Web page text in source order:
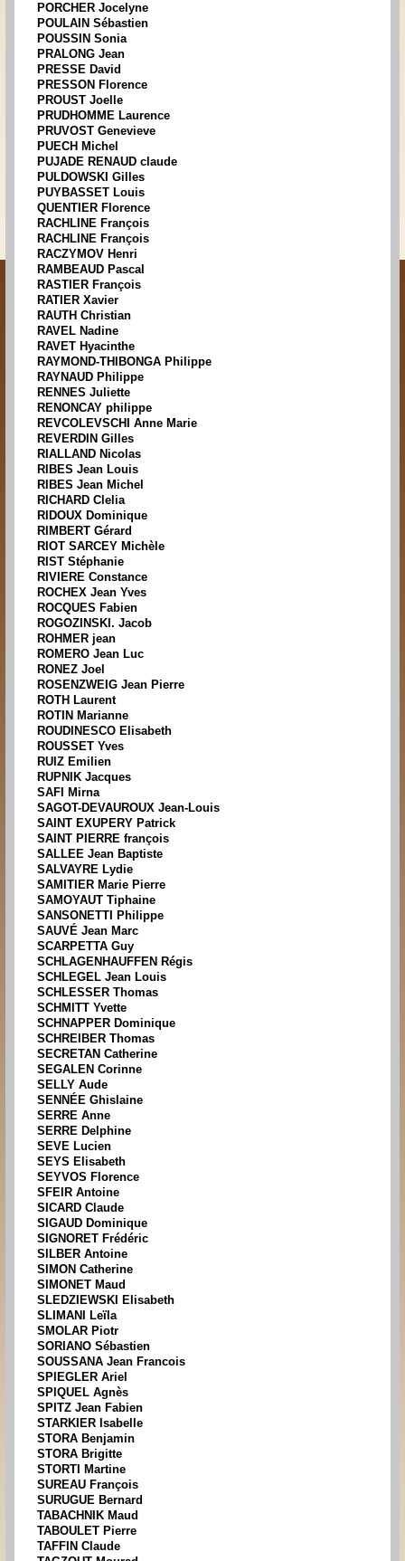
PORCHER Jocelyne
POULAIN Sébastien
POUSSIN Sonia
PRALONG Jean
PRESSE David
PRESSON Florence
PROUST Joelle
PRUDHOMME Laurence
PRUVOST Genevieve
PUECH Michel
PUJADE RENAUD claude
PULDOWSKI Gilles
PUYBASSET Louis
QUENTIER Florence
RACHLINE François
RACHLINE François
RACZYMOV Henri
RAMBEAUD Pascal
RASTIER François
RATIER Xavier
RAUTH Christian
RAVEL Nadine
RAVET Hyacinthe
RAYMOND-THIBONGA Philippe
RAYNAUD Philippe
RENNES Juliette
RENONCAY philippe
REVCOLEVSCHI Anne Marie
REVERDIN Gilles
RIALLAND Nicolas
RIBES Jean Louis
RIBES Jean Michel
RICHARD Clelia
RIDOUX Dominique
RIMBERT Gérard
RIOT SARCEY Michèle
RIST Stéphanie
RIVIERE Constance
ROCHEX Jean Yves
ROCQUES Fabien
ROGOZINSKI. Jacob
ROHMER jean
ROMERO Jean Luc
RONEZ Joel
ROSENZWEIG Jean Pierre
ROTH Laurent
ROTIN Marianne
ROUDINESCO Elisabeth
ROUSSET Yves
RUIZ Emilien
RUPNIK Jacques
SAFI Mirna
SAGOT-DEVAUROUX Jean-Louis
SAINT EXUPERY Patrick
SAINT PIERRE françois
SALLEE Jean Baptiste
SALVAYRE Lydie
SAMITIER Marie Pierre
SAMOYAUT Tiphaine
SANSONETTI Philippe
SAUVÉ Jean Marc
SCARPETTA Guy
SCHLAGENHAUFFEN Régis
SCHLEGEL Jean Louis
SCHLESSER Thomas
SCHMITT Yvette
SCHNAPPER Dominique
SCHREIBER Thomas
SECRETAN Catherine
SEGALEN Corinne
SELLY Aude
SENNÉE Ghislaine
SERRE Anne
SERRE Delphine
SEVE Lucien
SEYS Elisabeth
SEYVOS Florence
SFEIR Antoine
SICARD Claude
SIGAUD Dominique
SIGNORET Frédéric
SILBER Antoine
SIMON Catherine
SIMONET Maud
SLEDZIEWSKI Elisabeth
SLIMANI Leïla
SMOLAR Piotr
SORIANO Sébastien
SOUSSANA Jean Francois
SPIEGLER Ariel
SPIQUEL Agnès
SPITZ Jean Fabien
STARKIER Isabelle
STORA Benjamin
STORA Brigitte
STORTI Martine
SUREAU François
SURUGUE Bernard
TABACHNIK Maud
TABOULET Pierre
TAFFIN Claude